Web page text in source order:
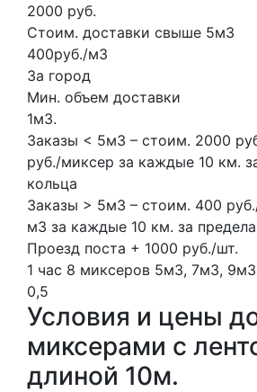
2000 руб.
Стоим. доставки свыше 5м3
400руб./м3
За город
Мин. объем доставки
1м3.
Заказы < 5м3 – стоим. 2000
руб./миксер за каждые 10 км.
кольца
Заказы > 5м3 – стоим. 400
м3 за каждые 10 км. за
Проезд поста + 1000 руб./шт.
1 час 8 миксеров 5м3, 7м3,
0,5
Условия и цены
миксерами с
длиной 10м.